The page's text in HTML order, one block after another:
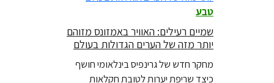
טבע
שמיים רעילים: האוויר באמזונס מזוהם
יותר מזה של הערים הגדולות בעולם
מחקר חדש של גרינפיס בינלאומי חושף
כיצד שריפת יערות לטובת חקלאות